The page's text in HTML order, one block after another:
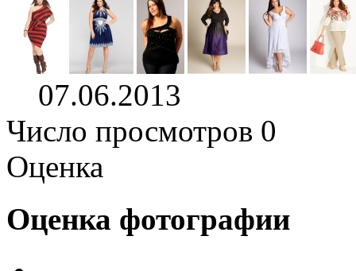
07.06.2013
Число просмотров 0
Оценка
Оценка фотографии